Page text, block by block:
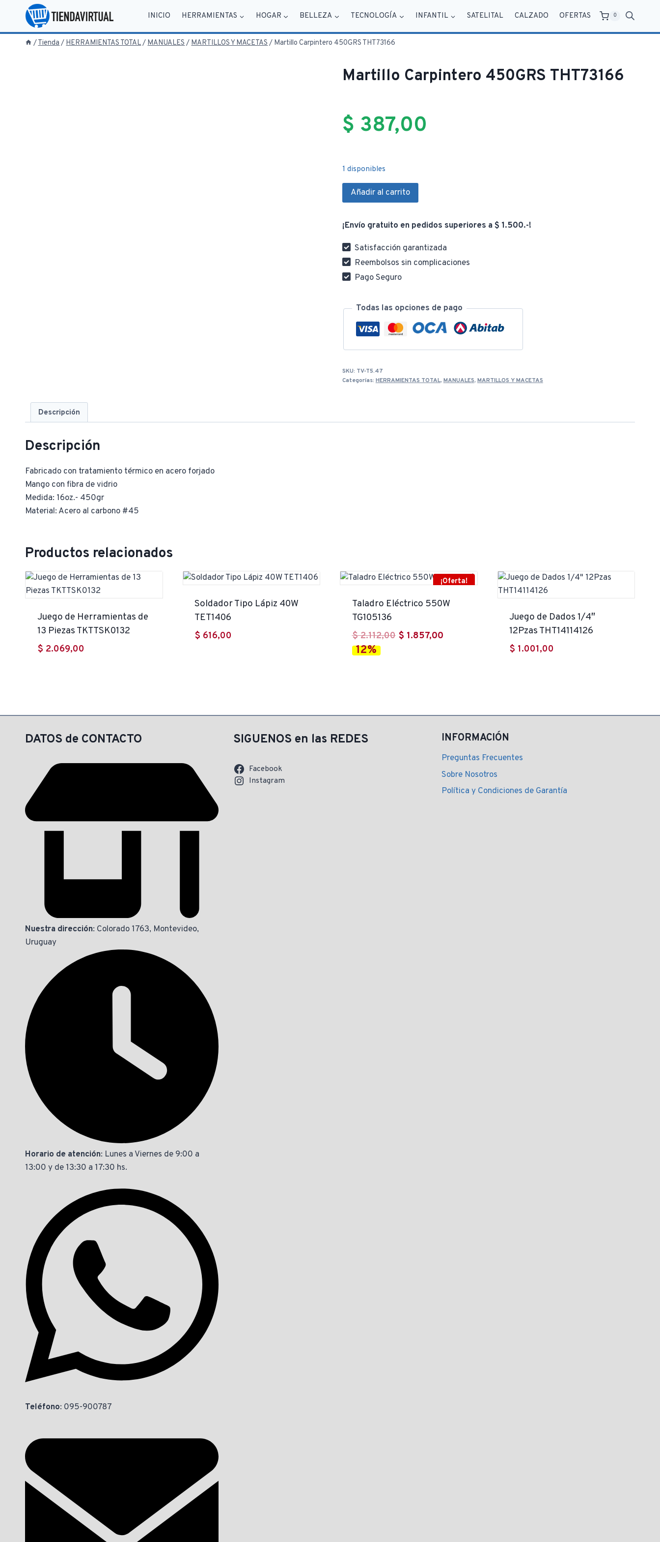
contenido
INICIO HERRAMIENTAS HOGAR BELLEZA TECNOLOGÍA INFANTIL SATELITAL CALZADO OFERTAS 0
/Tienda/HERRAMIENTAS TOTAL/MANUALES/MARTILLOS Y MACETAS/ Martillo Carpintero 450GRS THT73166
Martillo Carpintero 450GRS THT73166
$ 387,00
1 disponibles
Martillo
Carpintero
THT73166
cantidad
Añadir al carrito
¡Envío gratuito en pedidos superiores a $ 1.500.-!
Satisfacción garantizada
Reembolsos sin complicaciones
Pago Seguro
Todas las opciones de pago
SKU: TV-T5.47
Categorías: HERRAMIENTAS TOTAL, MANUALES, MARTILLOS Y MACETAS
Descripción
Descripción
Fabricado con tratamiento térmico en acero forjado
Mango con fibra de vidrio
Medida: 16oz.- 450gr
Material: Acero al carbono #45
Productos relacionados
Juego de Herramientas de
13 Piezas TKTTSK0132
$ 2.069,00
Soldador Tipo Lápiz 40W
TET1406
$ 616,00
¡Oferta!
Taladro Eléctrico 550W
TG105136
$2.112,00 El
$ 1.857,00El
12%
Juego de Dados 1/4″
12Pzas THT14114126
$ 1.001,00
DATOS de CONTACTO
Nuestra dirección: Colorado 1763, Montevideo,
Uruguay
Horario de atención: Lunes a Viernes de 9:00 a
13:00 y de 13:30 a 17:30 hs.
Teléfono: 095-900787
SIGUENOS en las REDES
Facebook
Instagram
INFORMACIÓN
Preguntas Frecuentes
Sobre Nosotros
Política y Condiciones de Garantía